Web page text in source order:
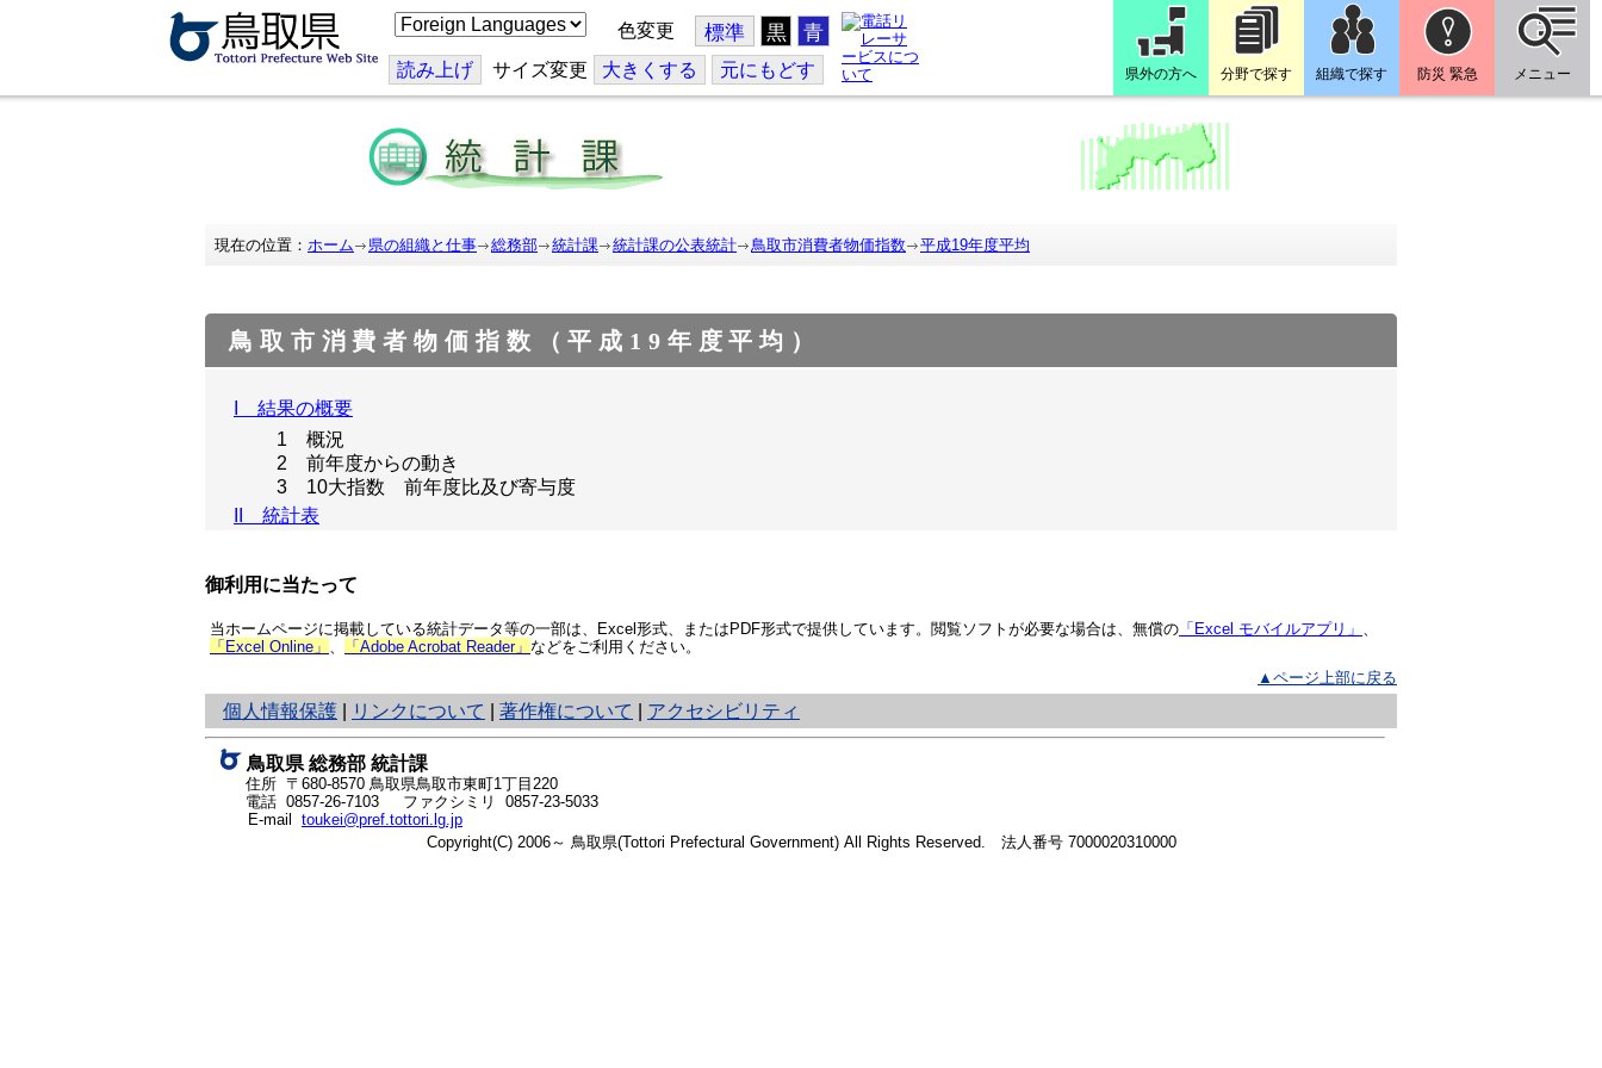
こ
の
ジ
を
訳
す
る
色変更 標準 黒 青
読み上げ サイズ変更 大きくする 元にもどす 県外の方へ 分野で探す 組織で探す 防災 緊急 メニュー
現在の位置： ホーム 県の組織と仕事 総務部 統計課 統計課の公表統計 鳥取市消費者物価指数 平成19年度平均
鳥取市消費者物価指数（平成19年度平均）
I 結果の概要
1 概況
2 前年度からの動き
3 10大指数 前年度比及び寄与度
II 統計表
御利用に当たって
当ホームページに掲載している統計データ等の一部は、Excel形式、またはPDF形式で提供しています。閲覧ソフトが必要な場合は、無償の 「Excel モバイルアプリ」 、
「Excel Online」 、 「Adobe Acrobat Reader」 などをご利用ください。
▲ページ上部に戻る
個人情報保護
と
り
ネ
ッ
ト
へ
リンクについて 著作権について アクセシビリティ
鳥取県 総務部 統計課
住所 〒680-8570 鳥取県鳥取市東町1丁目220
電話 0857-26-7103
ファクシミリ 0857-23-5033
E-mail toukei@pref.tottori.lg.jp
Copyright(C) 2006～ 鳥取県(Tottori Prefectural Government) All Rights Reserved. 法人番号 7000020310000